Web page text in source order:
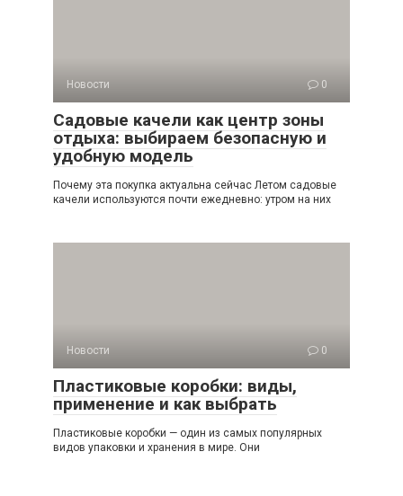
Новости 0
Садовые качели как центр зоны
отдыха: выбираем безопасную и
удобную модель
Почему эта покупка актуальна сейчас Летом садовые
качели используются почти ежедневно: утром на них
Новости 0
Пластиковые коробки: виды,
применение и как выбрать
Пластиковые коробки — один из самых популярных
видов упаковки и хранения в мире. Они